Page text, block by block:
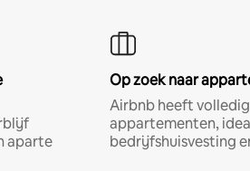
aparte
Op zoek naar
Airbnb heeft
appartementen,
bedrijfshuisvesting